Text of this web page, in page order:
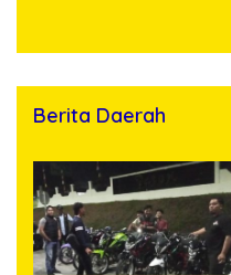
Berita Daerah